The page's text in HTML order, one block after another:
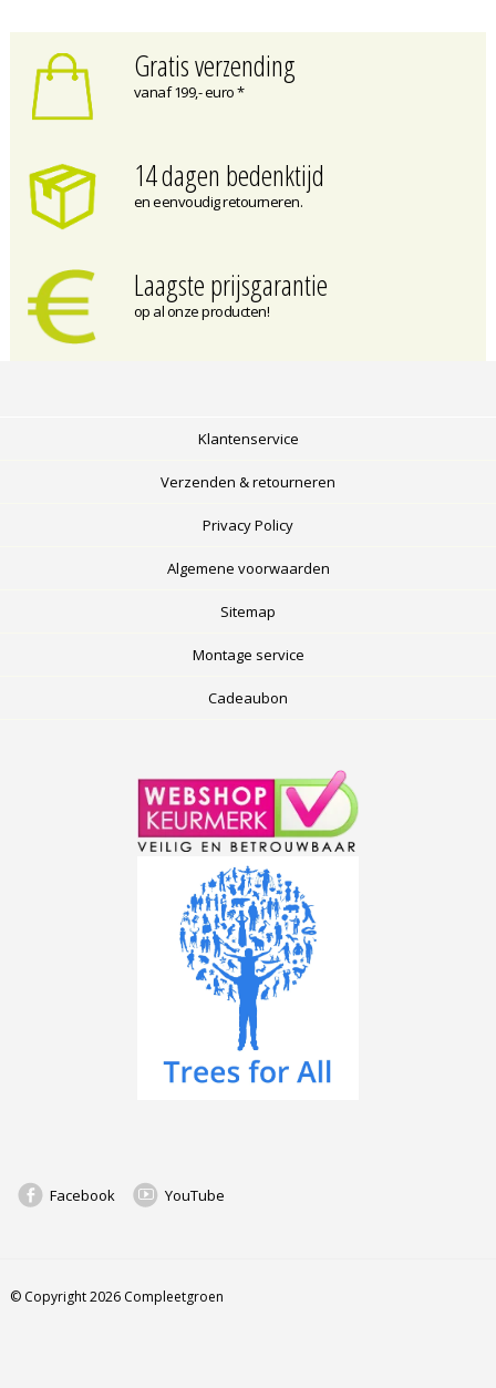
Gratis verzending
vanaf 199,- euro *
14 dagen bedenktijd
en eenvoudig retourneren.
Laagste prijsgarantie
op al onze producten!
Klantenservice
Verzenden & retourneren
Privacy Policy
Algemene voorwaarden
Sitemap
Montage service
Cadeaubon
Facebook YouTube
© Copyright 2026 Compleetgroen